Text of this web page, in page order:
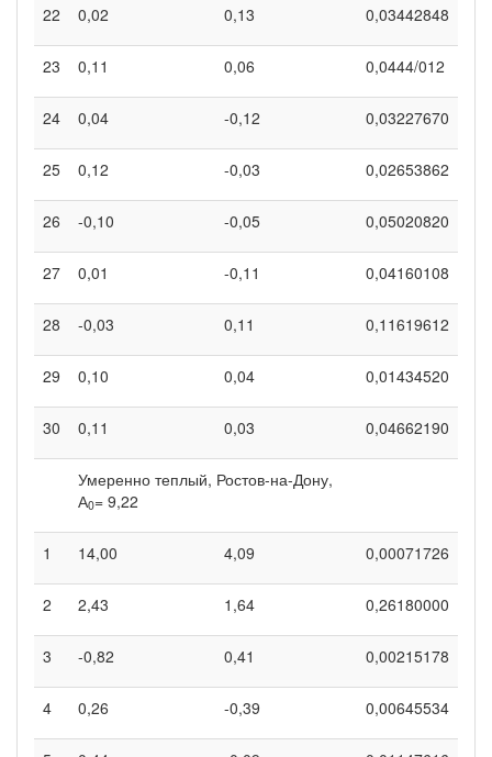
22 0,02 0,13 0,03442848
23 0,11 0,06 0,0444/012
24 0,04 -0,12 0,03227670
25 0,12 -0,03 0,02653862
26 -0,10 -0,05 0,05020820
27 0,01 -0,11 0,04160108
28 -0,03 0,11 0,11619612
29 0,10 0,04 0,01434520
30 0,11 0,03 0,04662190
Умеренно теплый, Ростов-на-Дону,
А0= 9,22
1 14,00 4,09 0,00071726
2 2,43 1,64 0,26180000
3 -0,82 0,41 0,00215178
4 0,26 -0,39 0,00645534